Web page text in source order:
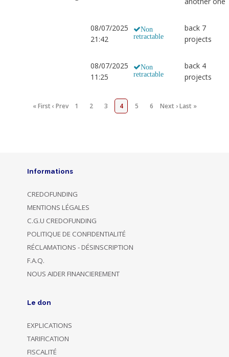
08/07/2025
21:42
Non
retractable
back 7
projects
08/07/2025
11:25
Non
retractable
back 4
projects
« First ‹ Prev 1 2 3 4 5 6 Next › Last »
Informations
CREDOFUNDING
MENTIONS LÉGALES
C.G.U CREDOFUNDING
POLITIQUE DE CONFIDENTIALITÉ
RÉCLAMATIONS - DÉSINSCRIPTION
F.A.Q.
NOUS AIDER FINANCIEREMENT
Le don
EXPLICATIONS
TARIFICATION
FISCALITÉ